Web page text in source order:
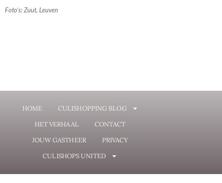
Foto’s: Zuut, Leuven
HOME
CULISHOPPING BLOG
HET VERHAAL
CONTACT
JOUW GASTHEER
PRIVACY
CULISHOPS UNITED